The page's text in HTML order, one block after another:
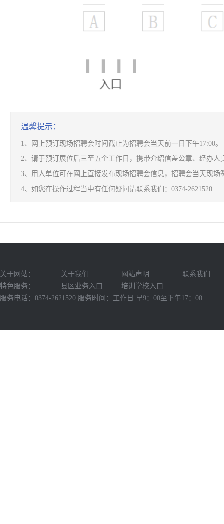
温馨提示：
1、网上预订现场招聘会时间截止为招聘会当天前一日下午17:00。
2、请于预订展位后三至五个工作日，携带介绍信盖公章、经办
3、用人单位可在网上直接发布现场招聘会信息，招聘会当天现
4、如您在操作过程当中有任何疑问请联系我们：0374-2621520
关于网站： 关于我们 网站声明
联系我们
特色服务：
县区业务入口
培训学校入口
服务电话：0374-2621520 服务时间：工作日 早9：00至下午17：00